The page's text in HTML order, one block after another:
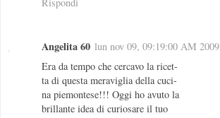
Rispondi
Angelita 60 lun nov 09, 09:19:00 AM 2009
Era da tempo che cercavo la ricet-
ta di questa meraviglia della cuci-
na piemontese!!! Oggi ho avuto la
brillante idea di curiosare il tuo